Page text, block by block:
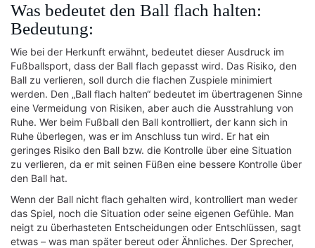
Was bedeutet den Ball flach halten:
Bedeutung:
Wie bei der Herkunft erwähnt, bedeutet dieser Ausdruck im
Fußballsport, dass der Ball flach gepasst wird. Das Risiko, den
Ball zu verlieren, soll durch die flachen Zuspiele minimiert
werden. Den „Ball flach halten“ bedeutet im übertragenen Sinne
eine Vermeidung von Risiken, aber auch die Ausstrahlung von
Ruhe. Wer beim Fußball den Ball kontrolliert, der kann sich in
Ruhe überlegen, was er im Anschluss tun wird. Er hat ein
geringes Risiko den Ball bzw. die Kontrolle über eine Situation
zu verlieren, da er mit seinen Füßen eine bessere Kontrolle über
den Ball hat.
Wenn der Ball nicht flach gehalten wird, kontrolliert man weder
das Spiel, noch die Situation oder seine eigenen Gefühle. Man
neigt zu überhasteten Entscheidungen oder Entschlüssen, sagt
etwas – was man später bereut oder Ähnliches. Der Sprecher,